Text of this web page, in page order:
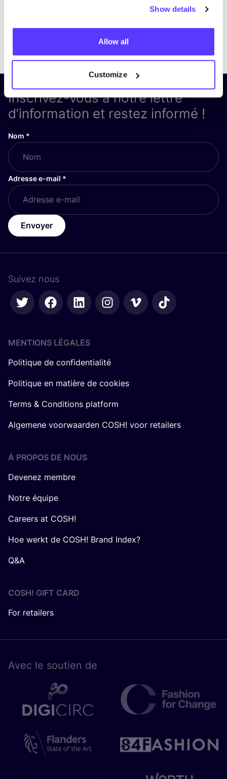
Show details
Allow all
Customize
Inscrivez-vous à notre lettre
d’information et restez informé !
Nom *
Adresse e-mail *
Envoyer
Suivez nous
MENTIONS LÉGALES
Politique de confidentialité
Politique en matière de cookies
Terms & Conditions platform
Algemene voorwaarden COSH! voor retailers
Á PROPOS DE NOUS
Devenez membre
Notre équipe
Careers at COSH!
Hoe werkt de COSH! Brand Index?
Q&A
COSH! GIFT CARD
For retailers
Avec le sou­tien de